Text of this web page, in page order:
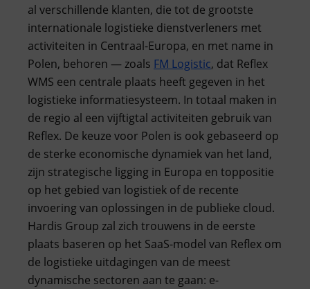
al verschillende klanten, die tot de grootste
internationale logistieke dienstverleners met
activiteiten in Centraal-Europa, en met name in
Polen, behoren — zoals FM Logistic, dat Reflex
WMS een centrale plaats heeft gegeven in het
logistieke informatiesysteem. In totaal maken in
de regio al een vijftigtal activiteiten gebruik van
Reflex. De keuze voor Polen is ook gebaseerd op
de sterke economische dynamiek van het land,
zijn strategische ligging in Europa en toppositie
op het gebied van logistiek of de recente
invoering van oplossingen in de publieke cloud.
Hardis Group zal zich trouwens in de eerste
plaats baseren op het SaaS-model van Reflex om
de logistieke uitdagingen van de meest
dynamische sectoren aan te gaan: e-